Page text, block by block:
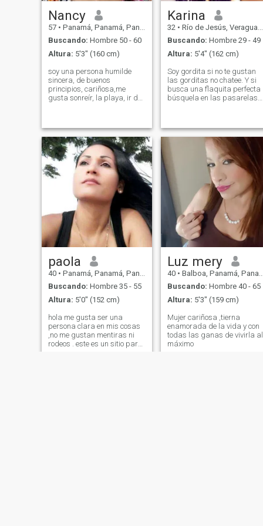
Nancy
57 • Panamá, Panamá, Panamá
Buscando: Hombre 50 - 60
Altura: 5'3" (160 cm)
soy una persona humilde
sincera, de buenos
principios, cariñosa,me
gusta sonreír, la playa, ir de
conocer personas de otros
países y interactuar para
conocer más culturas
Karina
32 • Río de Jesús, Veraguas, Panamá
Buscando: Hombre 29 - 49
Altura: 5'4" (162 cm)
Soy gordita si no te gustan
las gorditas no chatee. Y si
busca una flaquita perfecta
búsquela en las pasarelas
dan asco como personas. Se
comportan como si no los
hubiera parido una mujer
paola
40 • Panamá, Panamá, Panamá
Buscando: Hombre 35 - 55
Altura: 5'0" (152 cm)
hola me gusta ser una
persona clara en mis cosas
,no me gustan mentiras ni
rodeos . este es un sitio para
Luz mery
40 • Balboa, Panamá, Panamá
Buscando: Hombre 40 - 65
Altura: 5'3" (159 cm)
Mujer cariñosa ,tierna
enamorada de la vida y con
todas las ganas de vivirla al
máximo